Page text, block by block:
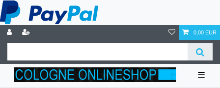
0,00 EUR
☰